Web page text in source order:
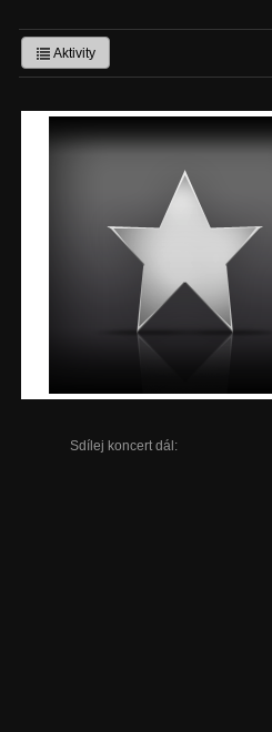
Aktivity
Sdílej koncert dál: